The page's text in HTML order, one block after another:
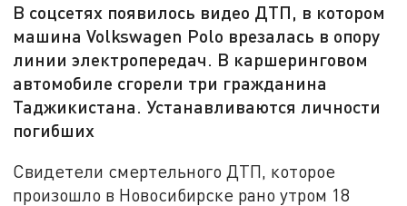
В соцсетях появилось видео ДТП, в котором
машина Volkswagen Polo врезалась в опору
линии электропередач. В каршеринговом
автомобиле сгорели три гражданина
Таджикистана. Устанавливаются личности
погибших
Свидетели смертельного ДТП, которое
произошло в Новосибирске рано утром 18